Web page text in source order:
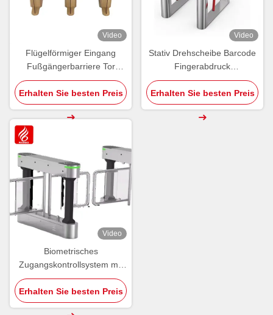
Video
Flügelförmiger Eingang
Fußgängerbarriere Tor
Gesichtserkennung
Zugriffskontrolle Gehärtetes
Glas Geschwindigkeitstor
Erhalten Sie besten Preis
Video
Stativ Drehscheibe Barcode
Fingerabdruck
Zugangssteuerung System
automatische Tür
Fußgänger Taille Höhe
Erhalten Sie besten Preis
Video
Biometrisches
Zugangskontrollsystem mit
Wiegand Gesichtserkennung
Drehkreuz Tor Außen
Erhalten Sie besten Preis